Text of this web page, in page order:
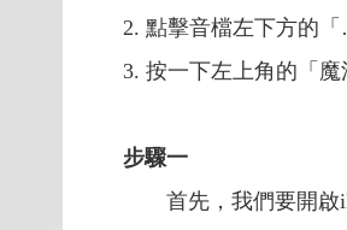
2. 點擊音檔左下方的
3. 按一下左上角的「魔
步驟一
首先，我們要開啟